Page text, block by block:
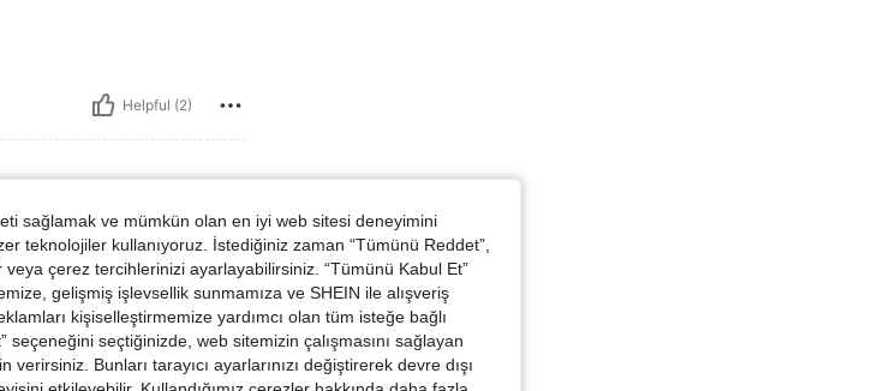
Helpful (2)
Helpful (1)
sağlamak ve mümkün olan en iyi web sitesi deneyimini
teknolojiler kullanıyoruz. İstediğiniz zaman “Tümünü Reddet”,
çerez tercihlerinizi ayarlayabilirsiniz. “Tümünü Kabul Et”
gelişmiş işlevsellik sunmamıza ve SHEIN ile alışveriş
kişiselleştirmemize yardımcı olan tüm isteğe bağlı
seçeneğini seçtiğinizde, web sitemizin çalışmasını sağlayan
Bunları tarayıcı ayarlarınızı değiştirerek devre dışı